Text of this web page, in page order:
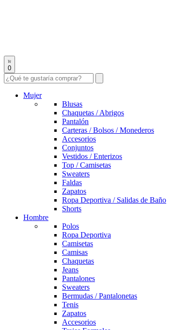
0
Mujer
Blusas
Chaquetas / Abrigos
Pantalón
Carteras / Bolsos / Monederos
Accesorios
Conjuntos
Vestidos / Enterizos
Top / Camisetas
Sweaters
Faldas
Zapatos
Ropa Deportiva / Salidas de Baño
Shorts
Hombre
Polos
Ropa Deportiva
Camisetas
Camisas
Chaquetas
Jeans
Pantalones
Sweaters
Bermudas / Pantalonetas
Tenis
Zapatos
Accesorios